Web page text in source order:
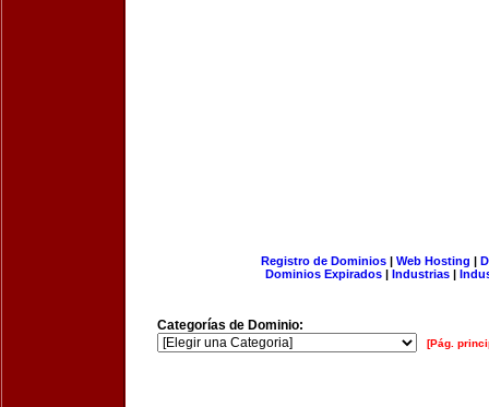
Registro de Dominios| Web Hosting |
Dominios Expirados | Industrias |
Categorías de Dominio:
[Pág.